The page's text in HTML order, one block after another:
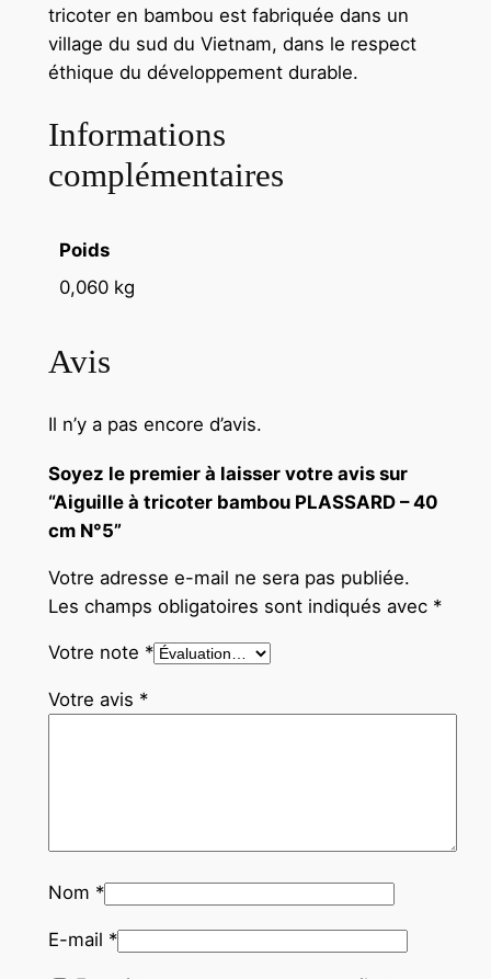
tricoter en bambou est fabriquée dans un
village du sud du Vietnam, dans le respect
éthique du développement durable.
Informations
complémentaires
Poids
0,060 kg
Avis
Il n’y a pas encore d’avis.
Soyez le premier à laisser votre avis sur
“Aiguille à tricoter bambou PLASSARD – 40
cm N°5”
Votre adresse e-mail ne sera pas publiée.
Les champs obligatoires sont indiqués avec *
Votre note *
Votre avis *
Nom *
E-mail *